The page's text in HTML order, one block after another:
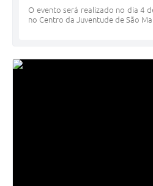
O evento será realizado no dia 4
no Centro da Juventude de São